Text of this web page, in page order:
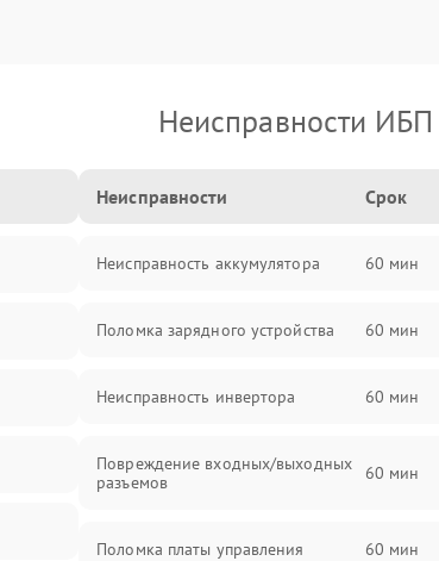
Неисправности
Неисправности Срок
Неисправность аккумулятора 60 мин
Поломка зарядного устройства 60 мин
Неисправность инвертора 60 мин
Повреждение входных/выходных
разъемов
60 мин
Поломка платы управления 60 мин